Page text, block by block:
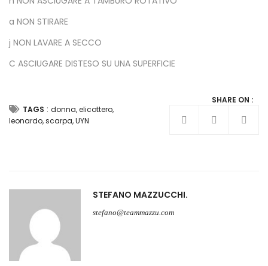
a NON STIRARE
j NON LAVARE A SECCO
C ASCIUGARE DISTESO SU UNA SUPERFICIE
TAGS : donna,elicottero,
leonardo,scarpa,UYN
SHARE ON :
STEFANO MAZZUCCHI
stefano@teammazzu.com